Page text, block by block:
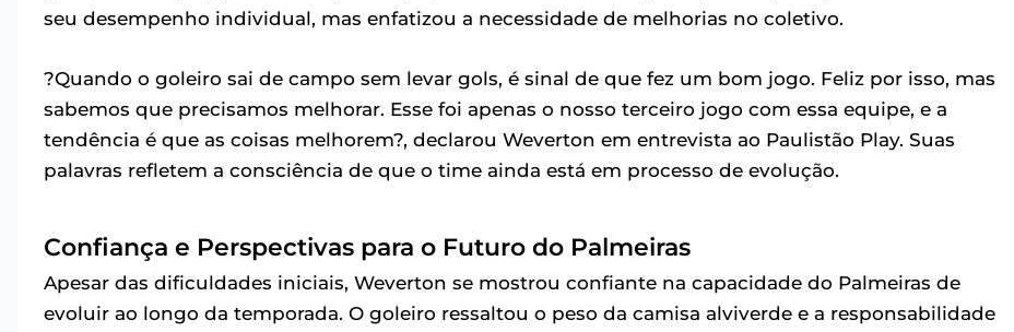
seu desempenho individual, mas enfatizou a necessidade de melhorias no coletivo.
?Quando o goleiro sai de campo sem levar gols, é sinal de que fez um bom jogo. Feliz por isso, mas
sabemos que precisamos melhorar. Esse foi apenas o nosso terceiro jogo com essa equipe, e a
tendência é que as coisas melhorem?, declarou Weverton em entrevista ao Paulistão Play. Suas
palavras refletem a consciência de que o time ainda está em processo de evolução.
Confiança e Perspectivas para o Futuro do Palmeiras
Apesar das dificuldades iniciais, Weverton se mostrou confiante na capacidade do Palmeiras de
evoluir ao longo da temporada. O goleiro ressaltou o peso da camisa alviverde e a responsabilidade